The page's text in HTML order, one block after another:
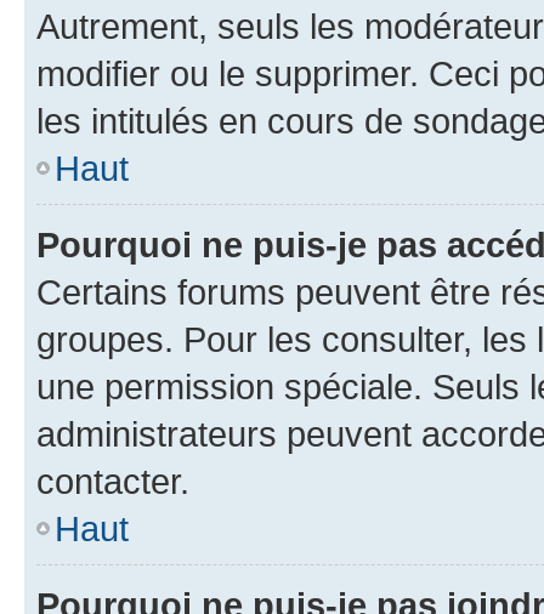
Autrement, seuls les
modifier ou le supprimer. Ceci
les intitulés en cours de
Haut
Pourquoi ne puis-je pas
Certains forums peuvent être
groupes. Pour les consulter,
une permission spéciale. Seuls
administrateurs peuvent
contacter.
Haut
Pourquoi ne puis-je pas